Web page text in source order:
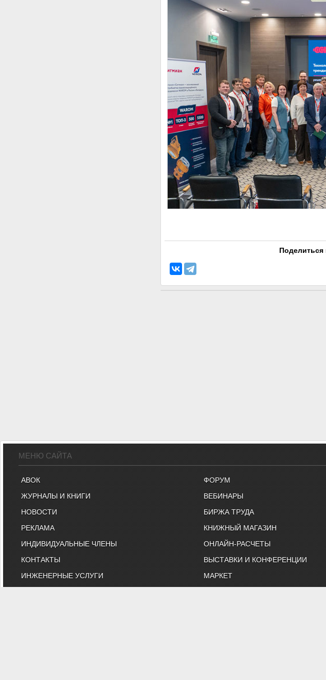
МЕНЮ САЙТА
АВОК
ЖУРНАЛЫ И КНИГИ
НОВОСТИ
РЕКЛАМА
ИНДИВИДУАЛЬНЫЕ ЧЛЕНЫ
КОНТАКТЫ
ИНЖЕНЕРНЫЕ УСЛУГИ
ФОРУМ
ВЕБИНАРЫ
БИРЖА ТРУДА
КНИЖНЫЙ МАГАЗИН
ОНЛАЙН-РАСЧЕТЫ
ВЫСТАВКИ И КОНФЕРЕНЦИИ
МАРКЕТ